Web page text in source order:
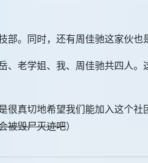
。同时，还有周佳驰这家伙也
老学姐、我、周佳驰共四人
真切地希望我们能加入这个
被毁尸灭迹吧）